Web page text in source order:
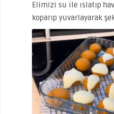
Elimizi su ile ıslatıp
koparıp yuvarlayarak